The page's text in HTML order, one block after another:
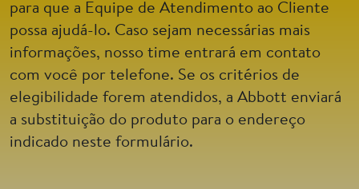
para que a Equipe de Atendimento ao Cliente
possa ajudá-lo. Caso sejam necessárias mais
informações, nosso time entrará em contato
com você por telefone. Se os critérios de
elegibilidade forem atendidos, a Abbott enviará
a substituição do produto para o endereço
indicado neste formulário.